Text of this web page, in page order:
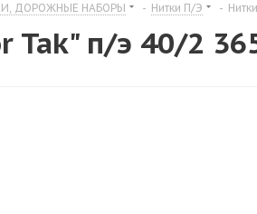
ДОРОЖНЫЕ НАБОРЫ - Нитки П/Э -
Tak" п/э 40/2